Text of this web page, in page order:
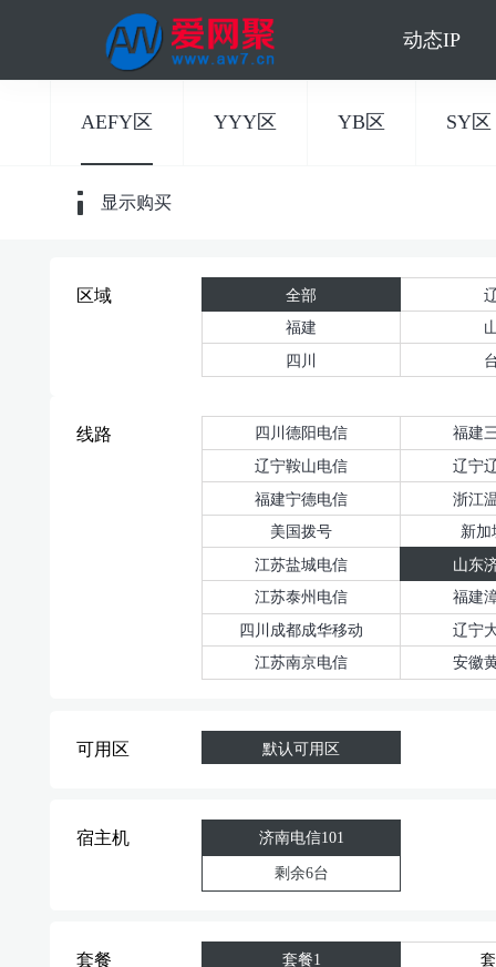
动态IP
AEFY区 YYY区 YB区 SY区
显示购买
区域 全部
福建
四川
线路 四川德阳电信
福建
辽宁鞍山电信
辽宁
福建宁德电信
浙江
美国拨号
新加
江苏盐城电信
山东
江苏泰州电信
福建
四川成都成华移动
辽宁
江苏南京电信
安徽
可用区 默认可用区
宿主机
济南电信101
剩余6台
套餐
套餐1